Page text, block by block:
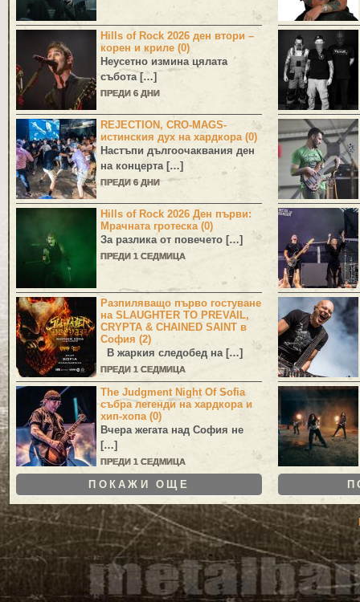
Hills of Rock 2026 ден втори –
корен и криле (0)
Неусетно измина цялата
събота […]
ПРЕДИ 6 ДНИ
REJECTION, CRO-MAGS-
истинския дух на хардкора (0)
Настъпи дългоочаквания ден
на концерта […]
ПРЕДИ 6 ДНИ
Hills of Rock 2026 Ден първи:
Мрачната гротеска (0)
За разлика от повечето […]
ПРЕДИ 1 СЕДМИЦА
Разпиляващо първо гостуване
на SLAUGHTER TO PREVAIL,
CRYPTA & CHAINED SAINT в
София (2)
В жаркия следобед на […]
ПРЕДИ 1 СЕДМИЦА
The Judgment Night Of Sofia
събра легенди на хардкора и
хип-хопа (0)
Вчера жегата над София не
[…]
ПРЕДИ 1 СЕДМИЦА
ПОКАЖИ ОЩЕ